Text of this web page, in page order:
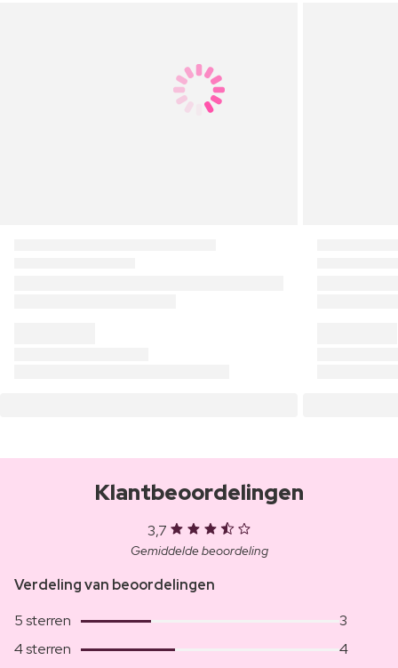
Klantbeoordelingen
3,7
Gemiddelde beoordeling
Verdeling van beoordelingen
5 sterren
3
4 sterren
4